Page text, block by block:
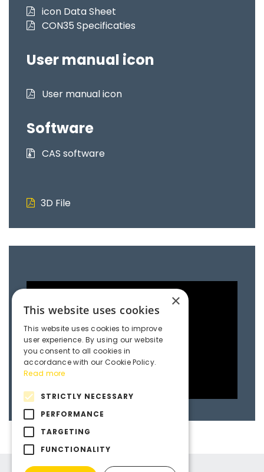
icon Data Sheet
CON35 Specificaties
User manual icon
User manual icon
Software
CAS software
3D File
×
This website uses cookies
This website uses cookies to improve
user experience. By using our website
you consent to all cookies in
accordance with our Cookie Policy.
Read more
STRICTLY NECESSARY
PERFORMANCE
TARGETING
FUNCTIONALITY